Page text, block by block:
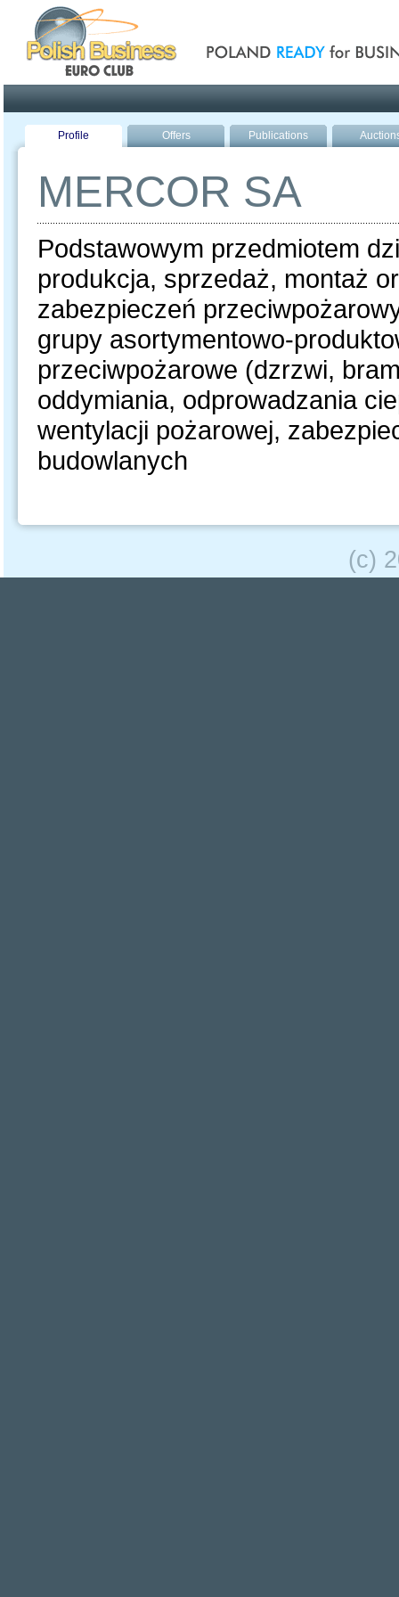
Profile Offers Publications
MERCOR SA
Podstawowym przedmiotem
produkcja, sprzedaż, montaż
zabezpieczeń
grupy asortymentowo-
przeciwpożarowe (dzrzwi,
oddymiania, odprowadzania
wentylacji pożarowej,
budowlanych
(c)